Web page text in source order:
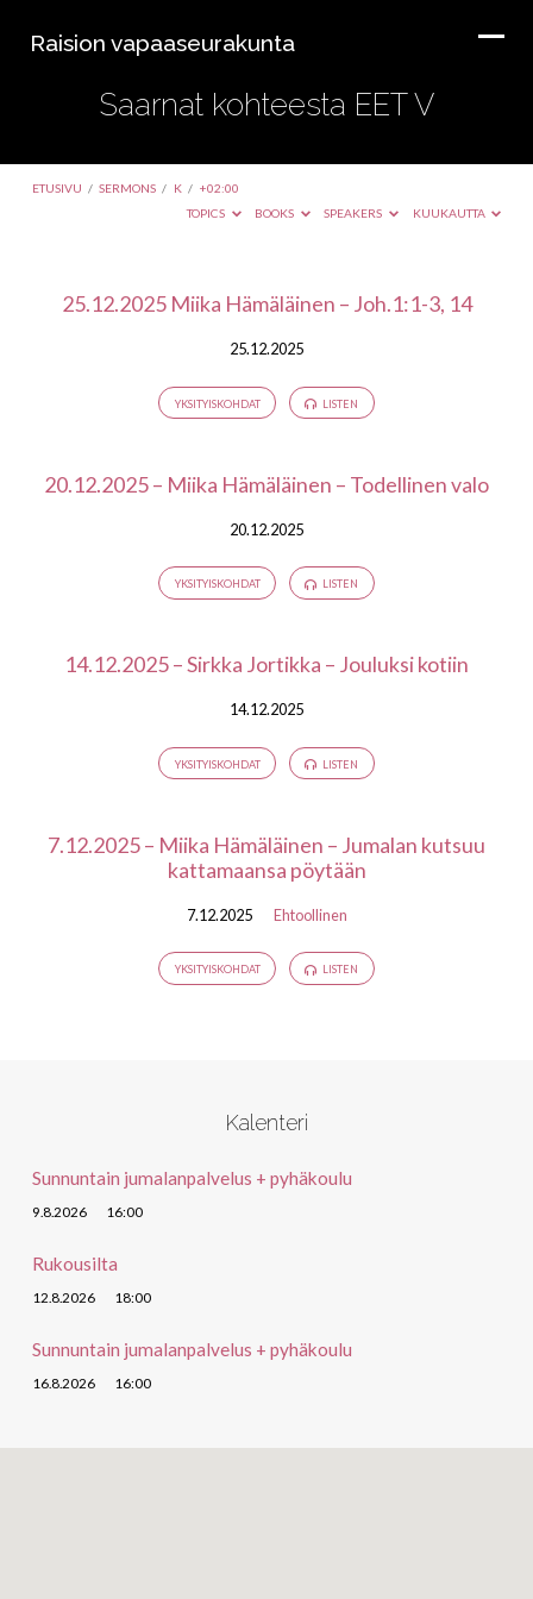
Raision vapaaseurakunta
Saarnat kohteesta EET V
ETUSIVU / SERMONS / K / +02:00
TOPICS
BOOKS SPEAKERS KUUKAUTTA
Saarnat
25.12.2025 Miika Hämäläinen – Joh.1:1-3, 14
25.12.2025
YKSITYISKOHDAT LISTEN
20.12.2025 – Miika Hämäläinen – Todellinen valo
20.12.2025
YKSITYISKOHDAT LISTEN
14.12.2025 – Sirkka Jortikka – Jouluksi kotiin
14.12.2025
YKSITYISKOHDAT LISTEN
7.12.2025 – Miika Hämäläinen – Jumalan kutsuu
kattamaansa pöytään
7.12.2025 Ehtoollinen
YKSITYISKOHDAT LISTEN
Kalenteri
Sunnuntain jumalanpalvelus + pyhäkoulu
9.8.2026 16:00
Rukousilta
12.8.2026 18:00
Sunnuntain jumalanpalvelus + pyhäkoulu
16.8.2026 16:00